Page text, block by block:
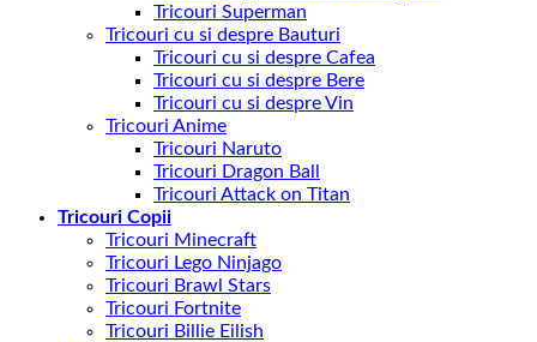
Tricouri Superman
Tricouri cu si despre Bauturi
Tricouri cu si despre Cafea
Tricouri cu si despre Bere
Tricouri cu si despre Vin
Tricouri Anime
Tricouri Naruto
Tricouri Dragon Ball
Tricouri Attack on Titan
Tricouri Copii
Tricouri Minecraft
Tricouri Lego Ninjago
Tricouri Brawl Stars
Tricouri Fortnite
Tricouri Billie Eilish